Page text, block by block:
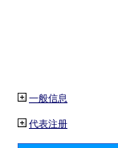
一般信息
代表注册